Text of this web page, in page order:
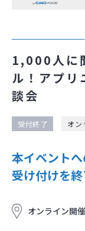
1,000人に
ル！アプリ
談会
受付終了 オン
本イベント
受け付けを
オンライン開催